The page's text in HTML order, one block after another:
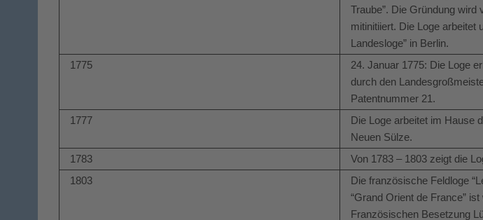
Traube”. Die Gründung wird
mitinitiiert. Die Loge arbeitet
Landesloge” in Berlin.
1775
24. Januar 1775: Die Loge
durch den
Patentnummer 21.
1777
Die Loge arbeitet im Hause
Neuen Sülze.
1783
Von 1783 – 1803 zeigt die
1803
Die französische Feldloge
“Grand Orient de France”
Französischen Besetzung